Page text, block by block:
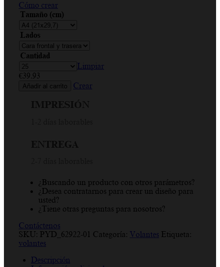
Cómo crear
Tamaño (cm)
Lados
Cantidad
Limpiar
€39.93
Añadir al carrito Crear
¿Buscando un producto con otros parámetros?
¿Desea contratarnos para crear un diseño para
usted?
¿Tiene otras preguntas para nosotros?
Contáctenos
SKU: PYD_62922-01 Categoría: Volantes Etiqueta:
volantes
Descripción